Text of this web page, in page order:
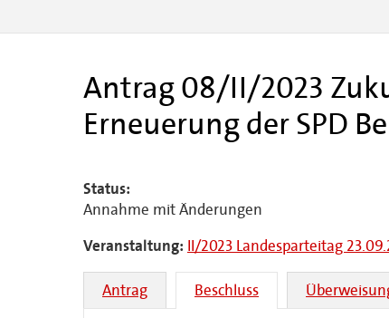
Antrag 08/II/2023
Erneuerung der SPD
Status:
Annahme mit Änderungen
Veranstaltung: II/2023 Landesparteitag
Antrag Beschluss